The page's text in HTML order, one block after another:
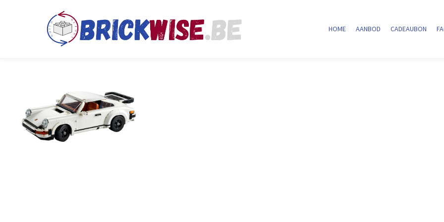
HOME AANBOD CADEAUBON